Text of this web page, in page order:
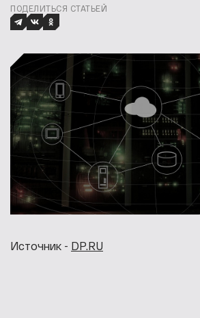
ПОДЕЛИТЬСЯ СТАТЬЕЙ
Источник - DP.RU